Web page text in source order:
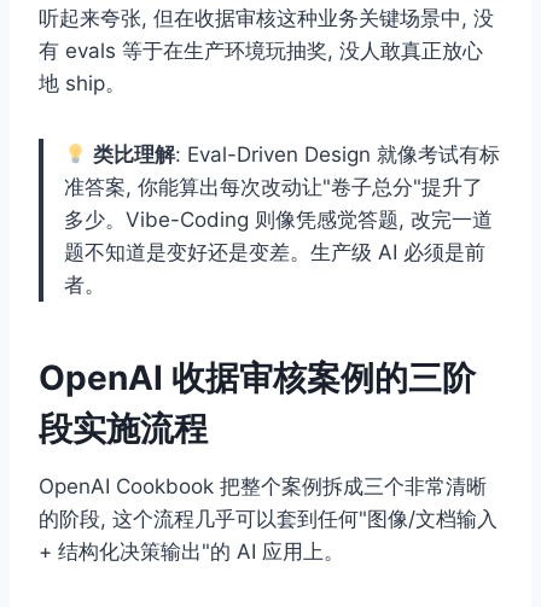
听起来夸张, 但在收据审核这种业务关键场景中, 没
有 evals 等于在生产环境玩抽奖, 没人敢真正放心
地 ship。
类比理解: Eval-Driven Design 就像考试有标
准答案, 你能算出每次改动让"卷子总分"提升了
多少。Vibe-Coding 则像凭感觉答题, 改完一道
题不知道是变好还是变差。生产级 AI 必须是前
者。
OpenAI 收据审核案例的三阶
段实施流程
OpenAI Cookbook 把整个案例拆成三个非常清晰
的阶段, 这个流程几乎可以套到任何"图像/文档输入
+ 结构化决策输出"的 AI 应用上。